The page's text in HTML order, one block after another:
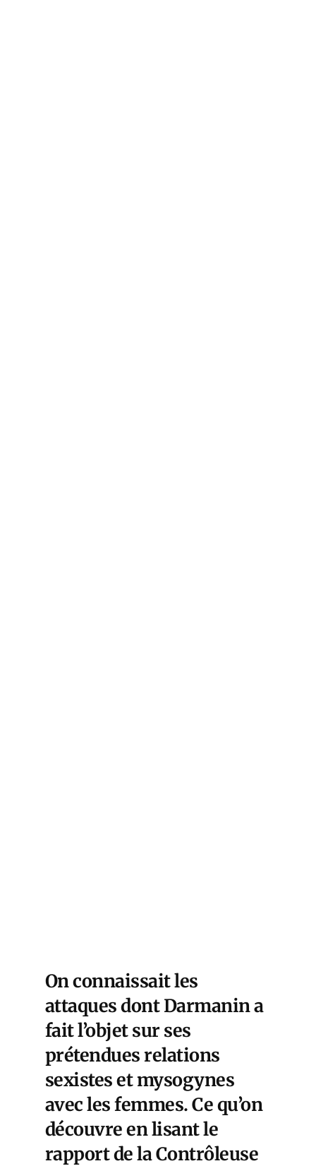
On connaissait les
attaques dont Darmanin a
fait l’objet sur ses
prétendues relations
sexistes et mysogynes
avec les femmes. Ce qu’on
découvre en lisant le
rapport de la Contrôleuse